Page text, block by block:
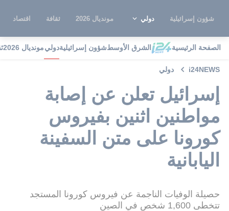
شؤون إسرائيلية دولي مونديال 2026 ثقافة اقتصاد
الصفحة الرئيسية الشرق الأوسطشؤون إسرائيليةدوليمونديال 2026
i24NEWS دولي
إسرائيل تعلن عن إصابة
مواطنين اثنين بفيروس
كورونا على متن السفينة
اليابانية
حصيلة الوفيات الناجمة عن فيروس كورونا المستجد
تتخطى 1,600 شخص في الصين